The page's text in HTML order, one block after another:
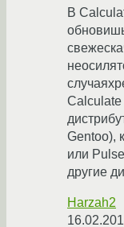
В
Calculate
Gentoo),
или
другие
Harzah2